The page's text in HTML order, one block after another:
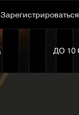
Зарегистрироваться